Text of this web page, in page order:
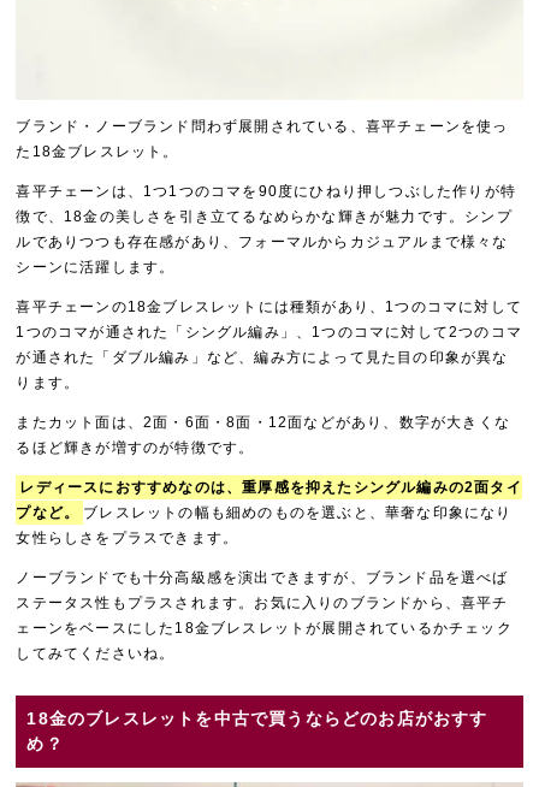
ブランド・ノーブランド問わず展開されている、喜平チェーンを使っ
た18金ブレスレット。
喜平チェーンは、1つ1つのコマを90度にひねり押しつぶした作りが特
徴で、18金の美しさを引き立てるなめらかな輝きが魅力です。シンプ
ルでありつつも存在感があり、フォーマルからカジュアルまで様々な
シーンに活躍します。
喜平チェーンの18金ブレスレットには種類があり、1つのコマに対して
1つのコマが通された「シングル編み」、1つのコマに対して2つのコマ
が通された「ダブル編み」など、編み方によって見た目の印象が異な
ります。
またカット面は、2面・6面・8面・12面などがあり、数字が大きくな
るほど輝きが増すのが特徴です。
レディースにおすすめなのは、重厚感を抑えたシングル編みの2面タイ
プなど。
ブレスレットの幅も細めのものを選ぶと、華奢な印象になり
女性らしさをプラスできます。
ノーブランドでも十分高級感を演出できますが、ブランド品を選べば
ステータス性もプラスされます。お気に入りのブランドから、喜平チ
ェーンをベースにした18金ブレスレットが展開されているかチェック
してみてくださいね。
18金のブレスレットを中古で買うならどのお店がおすす
め？